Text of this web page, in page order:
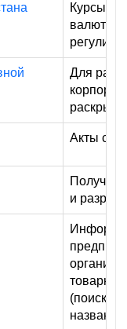
Курсы
валютное
Для
Акты
и
товарных
(поиск